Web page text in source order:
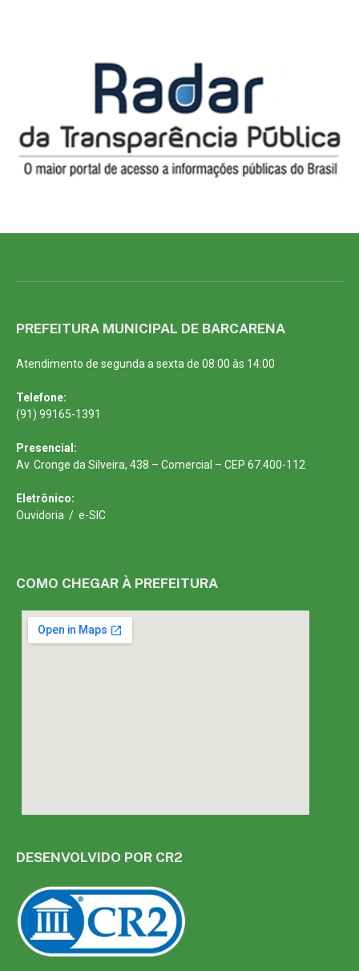
PREFEITURA MUNICIPAL DE BARCARENA
Atendimento de segunda a sexta de 08:00 às 14:00
Telefone:
(91) 99165-1391
Presencial:
Av. Cronge da Silveira, 438 – Comercial – CEP 67.400-112
Eletrônico:
Ouvidoria / e-SIC
COMO CHEGAR À PREFEITURA
DESENVOLVIDO POR CR2